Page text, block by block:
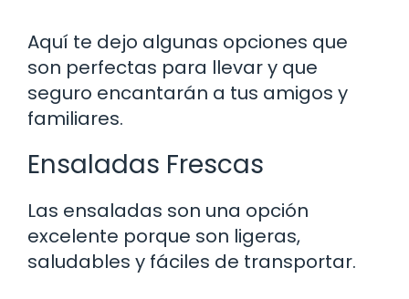
Aquí te dejo algunas opciones que
son perfectas para llevar y que
seguro encantarán a tus amigos y
familiares.
Ensaladas Frescas
Las ensaladas son una opción
excelente porque son ligeras,
saludables y fáciles de transportar.